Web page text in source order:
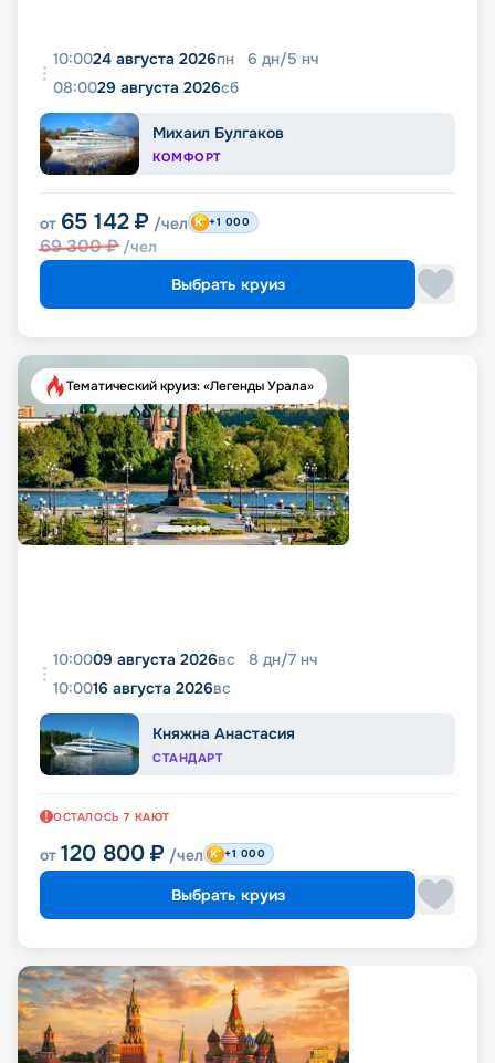
10:0024 августа 2026пн 6 дн/5 нч
08:0029 августа 2026сб
Михаил Булгаков
КОМФОРТ
от 65 142 ₽ /чел
69 300₽ /чел
+1 000
Выбрать круиз
Тематический круиз: «Легенды Урала»
10:0009 августа 2026вс 8 дн/7 нч
10:0016 августа 2026вс
Княжна Анастасия
СТАНДАРТ
ОСТАЛОСЬ 7 КАЮТ
от 120 800 ₽ /чел +1 000
Выбрать круиз